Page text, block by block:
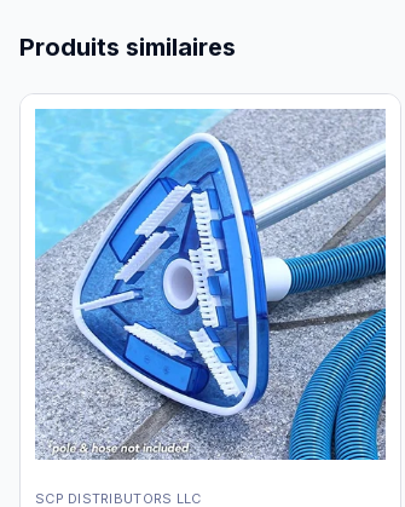
Produits similaires
SCP DISTRIBUTORS LLC